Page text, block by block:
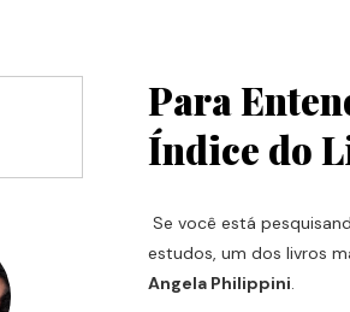
Para
Índice do
Se você está
estudos, um dos livros
Angela Philippini.